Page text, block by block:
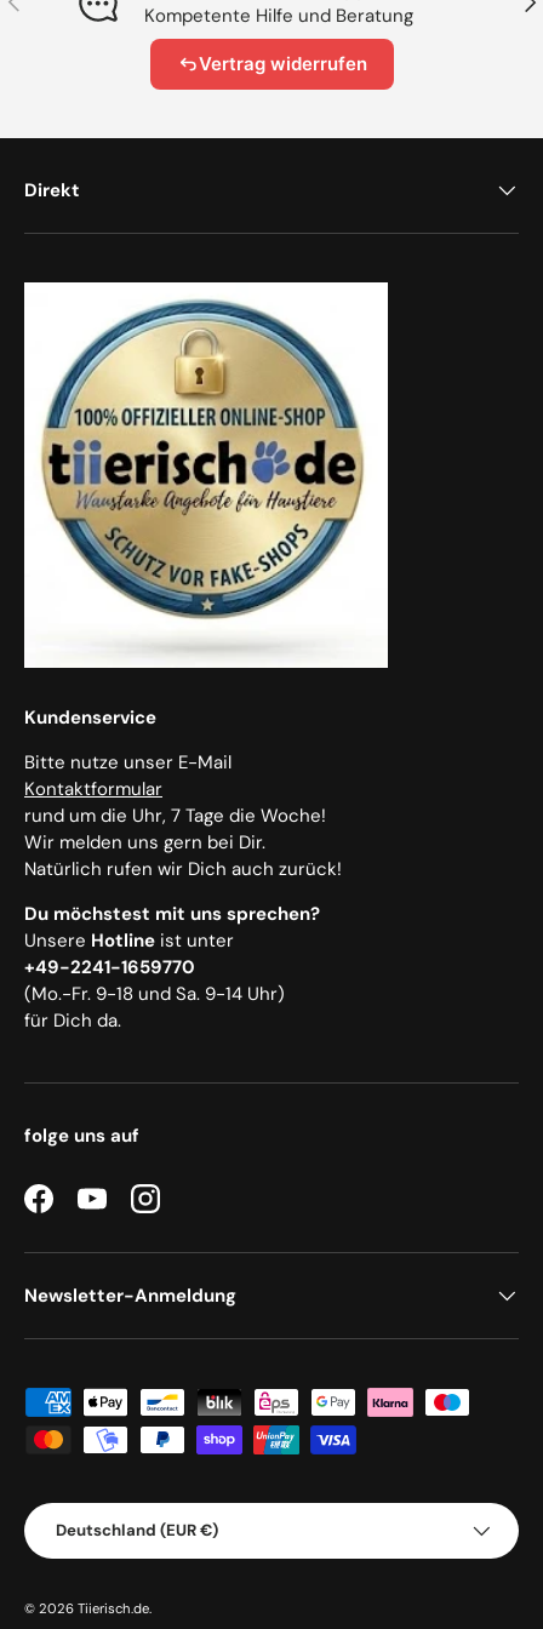
Kompetente Hilfe und Beratung
Vertrag widerrufen
Direkt
Kundenservice
Bitte nutze unser E-Mail
Kontaktformular
rund um die Uhr, 7 Tage die Woche!
Wir melden uns gern bei Dir.
Natürlich rufen wir Dich auch zurück!
Du möchstest mit uns sprechen?
Unsere Hotline ist unter
+49-2241-1659770
(Mo.-Fr. 9-18 und Sa. 9-14 Uhr)
für Dich da.
folge uns auf
FacebookYouTubeInstagram
Newsletter-Anmeldung
Zahlungsmethoden
Land/Region
Deutschland (EUR €)
© 2026 Tiierisch.de